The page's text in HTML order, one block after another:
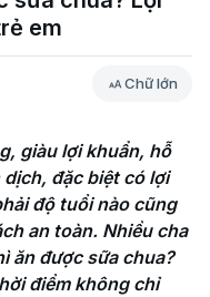
em
Chữ lớn
Chữ lớn
giàu lợi khuẩn, hỗ
đặc biệt có lợi
độ tuổi nào cũng
an toàn. Nhiều cha
ăn được sữa chua?
điểm không chỉ